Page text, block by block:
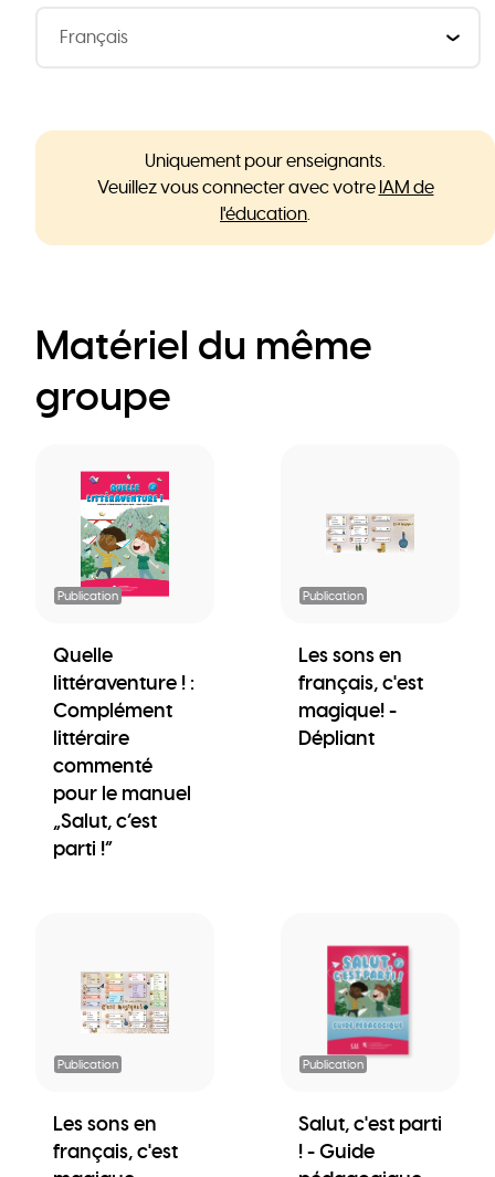
Uniquement pour enseignants.
Veuillez vous connecter avec votre IAM de
l'éducation.
Matériel du même
groupe
Publication
Quelle
littéraventure ! :
Complément
littéraire
commenté
pour le manuel
„Salut, c’est
parti !“
Publication
Les sons en
français, c'est
magique! -
Dépliant
Publication
Les sons en
français, c'est
Publication
Salut, c'est parti
! - Guide